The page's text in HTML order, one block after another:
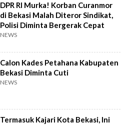
DPR RI Murka! Korban Curanmor
di Bekasi Malah Diteror Sindikat,
Polisi Diminta Bergerak Cepat
NEWS
Calon Kades Petahana Kabupaten
Bekasi Diminta Cuti
NEWS
Termasuk Kajari Kota Bekasi, Ini